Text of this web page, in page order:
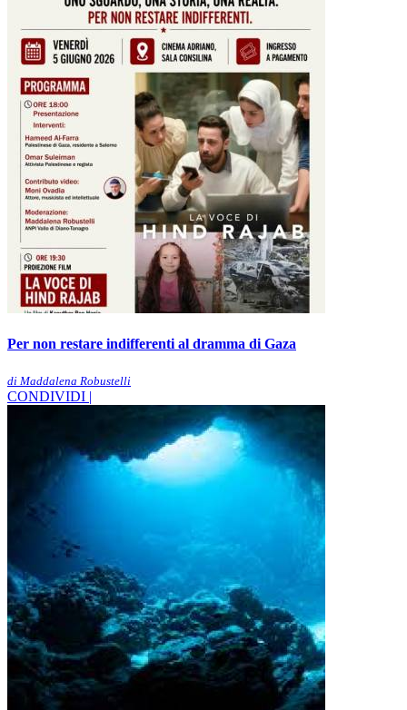
Per non restare indifferenti al dramma di Gaza
di Maddalena Robustelli
CONDIVIDI |